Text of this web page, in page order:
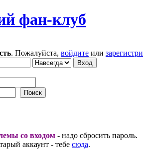
. Пожалуйста, войдите или
со входом - надо сбросить пароль.
аккаунт - тебе сюда.